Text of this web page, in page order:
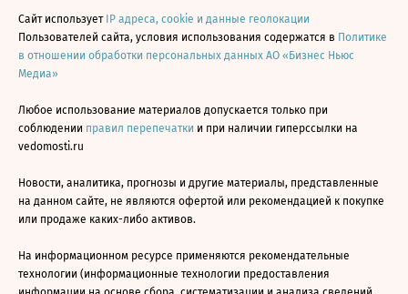
Сайт использует IP адреса, cookie и данные геолокации
Пользователей сайта, условия использования содержатся в Политике
в отношении обработки персональных данных АО «Бизнес Ньюс
Медиа»
Любое использование материалов допускается только при
соблюдении правил перепечатки и при наличии гиперссылки на
vedomosti.ru
Новости, аналитика, прогнозы и другие материалы, представленные
на данном сайте, не являются офертой или рекомендацией к покупке
или продаже каких-либо активов.
На информационном ресурсе применяются рекомендательные
технологии (информационные технологии предоставления